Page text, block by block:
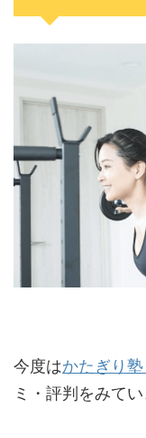
今度はかたぎり塾
ミ・評判をみてい